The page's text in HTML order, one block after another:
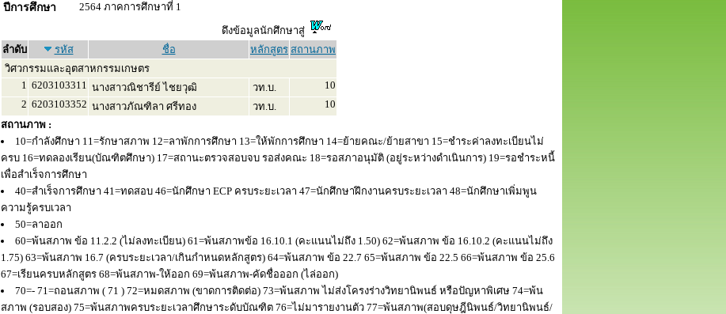
ปีการศึกษา
2564 ภาคการศึกษาที่ 1
ดึงข้อมูลนักศึกษาสู่
ลำดับ
รหัส ชื่อ หลักสูตร สถานภาพ
วิศวกรรมและอุตสาหกรรมเกษตร
1 6203103311 นางสาวณิชารีย์ ไชยวุฒิ วท.บ.
10
2 6203103352 นางสาวภัณฑิลา ศรีทอง วท.บ.
10
สถานภาพ :
10=กำลังศึกษา 11=รักษาสภาพ 12=ลาพักการศึกษา 13=ให้พักการศึกษา 14=ย้ายคณะ/ย้ายสาขา 15=ชำระค่าลงทะเบียนไม่
ครบ 16=ทดลองเรียน(บัณฑิตศึกษา) 17=สถานะตรวจสอบจบ รอส่งคณะ 18=รอสภาอนุมัติ (อยู่ระหว่างดำเนินการ) 19=รอชำระหนี้
เพื่อสำเร็จการศึกษา
40=สำเร็จการศึกษา 41=ทดสอบ 46=นักศึกษา ECP ครบระยะเวลา 47=นักศึกษาฝึกงานครบระยะเวลา 48=นักศึกษาเพิ่มพูน
ความรู้ครบเวลา
50=ลาออก
60=พ้นสภาพ ข้อ 11.2.2 (ไม่ลงทะเบียน) 61=พ้นสภาพข้อ 16.10.1 (คะแนนไม่ถึง 1.50) 62=พ้นสภาพ ข้อ 16.10.2 (คะแนนไม่ถึง
1.75) 63=พ้นสภาพ 16.7 (ครบระยะเวลา/เกินกำหนดหลักสูตร) 64=พ้นสภาพ ข้อ 22.7 65=พ้นสภาพ ข้อ 22.5 66=พ้นสภาพ ข้อ 25.6
67=เรียนครบหลักสูตร 68=พ้นสภาพ-ให้ออก 69=พ้นสภาพ-คัดชื่อออก (ไล่ออก)
70=- 71=ถอนสภาพ ( 71 ) 72=หมดสภาพ (ขาดการติดต่อ) 73=พ้นสภาพ ไม่ส่งโครงร่างวิทยานิพนธ์ หรือปัญหาพิเศษ 74=พ้น
สภาพ (รอบสอง) 75=พ้นสภาพครบระยะเวลาศึกษาระดับบัณฑิต 76=ไม่มารายงานตัว 77=พ้นสภาพ(สอบดุษฎีนิพนธ์/วิทยานิพนธ์/